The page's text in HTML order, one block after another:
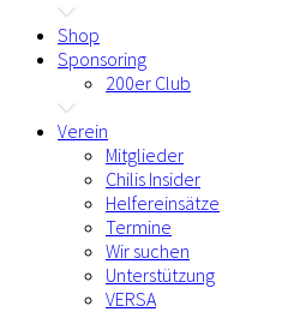
Shop
Sponsoring
200er Club
Verein
Mitglieder
Chilis Insider
Helfereinsätze
Termine
Wir suchen
Unterstützung
VERSA